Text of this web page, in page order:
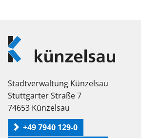
Logo
Künzelsau
Stadtverwaltung Künzelsau
Stuttgarter Straße 7
74653 Künzelsau
+49 7940 129-0